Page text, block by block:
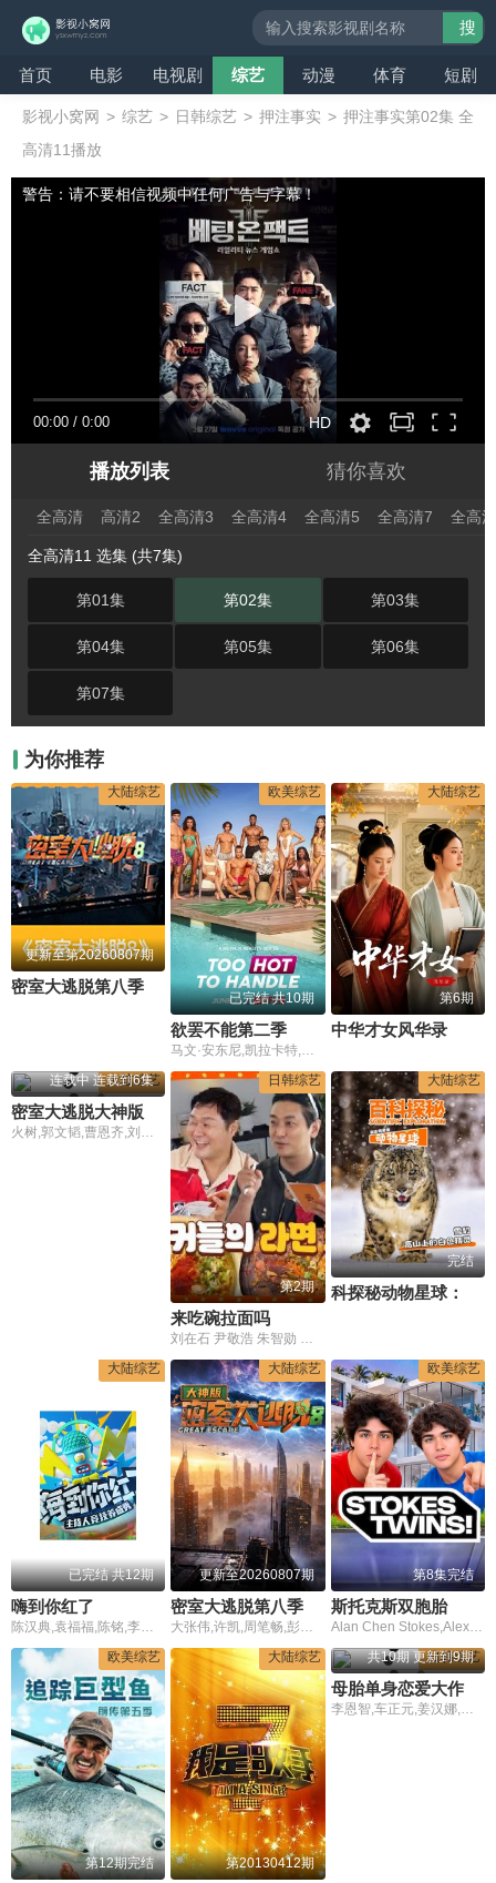
首页 电影 电视剧 综艺 动漫 体育 短剧
搜
影视小窝网 > 综艺 > 日韩综艺 > 押注事实 > 押注事实第02集 全
高清11播放
00:00 / 0:00 HD
警告：请不要相信视频中任何广告与字幕！
播放列表 猜你喜欢
全高清 高清2 全高清3 全高清4 全高清5 全高清7 全高
全高清11 选集 (共7集)
第01集 第02集 第03集
第04集 第05集 第06集
第07集
为你推荐
大陆综艺
更新至第20260807期
密室大逃脱第八季
欧美综艺
已完结 共10期
欲罢不能第二季
马文·安东尼,凯拉卡特,摩尔大通
大陆综艺
第6期
中华才女风华录
大陆综艺
连载中 连载到6集
火树,郭文韬,曹恩齐,刘小怂,李晋晔
日韩综艺
第2期
来吃碗拉面吗
刘在石 尹敬浩 朱智勋 金南佶
大陆综艺
完结
大陆综艺
已完结 共12期
嗨到你红了
陈汉典,袁福福,陈铭,李之繁,韩冰
大陆综艺
更新至20260807期
大张伟,许凯,周笔畅,彭昱畅,张真源,陈哲远
欧美综艺
第8集完结
斯托克斯双胞胎
Alan Chen Stokes,Alex Chen Stokes
欧美综艺
第12期完结
大陆综艺
第20130412期
日韩综艺
共10期 更新到9期
母胎单身恋爱大作战第二季
李恩智,车正元,姜汉娜,徐仁国